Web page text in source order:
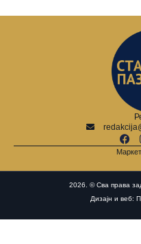
2026. © Сва права
Дизајн и веб: